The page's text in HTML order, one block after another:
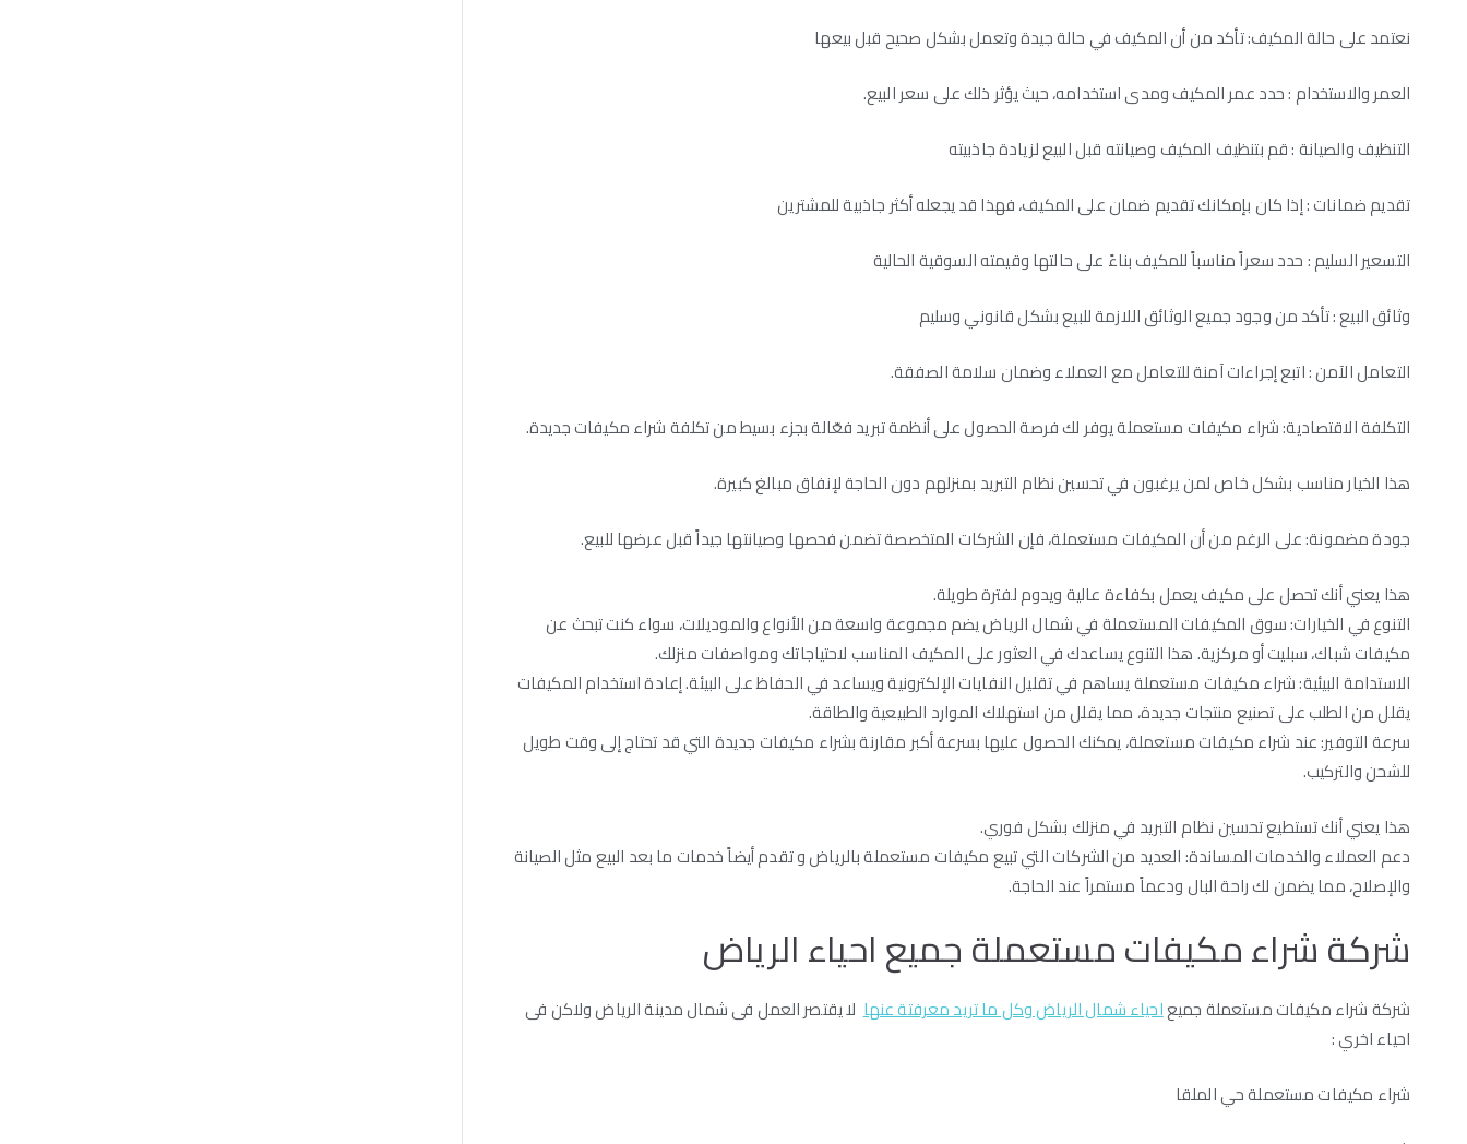
نعتمد على حالة المكيف: تأكد من أن المكيف في حالة جيدة وتعمل بشكل صحيح قبل بيعها
العمر والاستخدام : حدد عمر المكيف ومدى استخدامه، حيث يؤثر ذلك على سعر البيع.
التنظيف والصيانة : قم بتنظيف المكيف وصيانته قبل البيع لزيادة جاذبيته
تقديم ضمانات : إذا كان بإمكانك تقديم ضمان على المكيف، فهذا قد يجعله أكثر جاذبية للمشترين
التسعير السليم : حدد سعراً مناسباً للمكيف بناءً على حالتها وقيمته السوقية الحالية
وثائق البيع : تأكد من وجود جميع الوثائق اللازمة للبيع بشكل قانوني وسليم
التعامل الآمن : اتبع إجراءات آمنة للتعامل مع العملاء وضمان سلامة الصفقة.
التكلفة الاقتصادية: شراء مكيفات مستعملة يوفر لك فرصة الحصول على أنظمة تبريد فعّالة بجزء بسيط من تكلفة شراء مكيفات جديدة.
هذا الخيار مناسب بشكل خاص لمن يرغبون في تحسين نظام التبريد بمنزلهم دون الحاجة لإنفاق مبالغ كبيرة.
جودة مضمونة: على الرغم من أن المكيفات مستعملة، فإن الشركات المتخصصة تضمن فحصها وصيانتها جيداً قبل عرضها للبيع.
هذا يعني أنك تحصل على مكيف يعمل بكفاءة عالية ويدوم لفترة طويلة.
التنوع في الخيارات: سوق المكيفات المستعملة في شمال الرياض يضم مجموعة واسعة من الأنواع والموديلات، سواء كنت تبحث عن
مكيفات شباك، سبليت أو مركزية. هذا التنوع يساعدك في العثور على المكيف المناسب لاحتياجاتك ومواصفات منزلك.
الاستدامة البيئية: شراء مكيفات مستعملة يساهم في تقليل النفايات الإلكترونية ويساعد في الحفاظ على البيئة. إعادة استخدام المكيفات
يقلل من الطلب على تصنيع منتجات جديدة، مما يقلل من استهلاك الموارد الطبيعية والطاقة.
سرعة التوفير: عند شراء مكيفات مستعملة، يمكنك الحصول عليها بسرعة أكبر مقارنة بشراء مكيفات جديدة التي قد تحتاج إلى وقت طويل
للشحن والتركيب.
هذا يعني أنك تستطيع تحسين نظام التبريد في منزلك بشكل فوري.
دعم العملاء والخدمات المساندة: العديد من الشركات التي تبيع مكيفات مستعملة بالرياض و تقدم أيضاً خدمات ما بعد البيع مثل الصيانة
والإصلاح، مما يضمن لك راحة البال ودعماً مستمراً عند الحاجة.
شركة شراء مكيفات مستعملة جميع احياء الرياض
شركة شراء مكيفات مستعملة جميعاحياء شمال الرياض وكل ما تريد معرفتة عنهالا يقتصر العمل فى شمال مدينة الرياض ولاكن فى
احياء اخري :
شراء مكيفات مستعملة حي الملقا